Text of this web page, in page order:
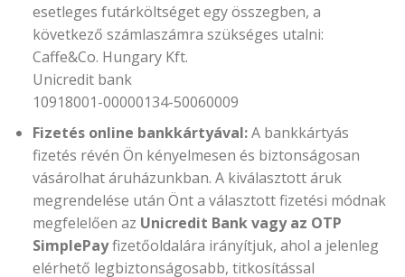
esetleges futárköltséget egy összegben, a
következő számlaszámra szükséges utalni:
Caffe&Co. Hungary Kft.
Unicredit bank
10918001-00000134-50060009
Fizetés online bankkártyával:A bankkártyás
fizetés révén Ön kényelmesen és biztonságosan
vásárolhat áruházunkban. A kiválasztott áruk
megrendelése után Önt a választott fizetési módnak
megfelelően az Unicredit Bank vagy az OTP
SimplePayfizetőoldalára irányítjuk, ahol a jelenleg
elérhető legbiztonságosabb, titkosítással